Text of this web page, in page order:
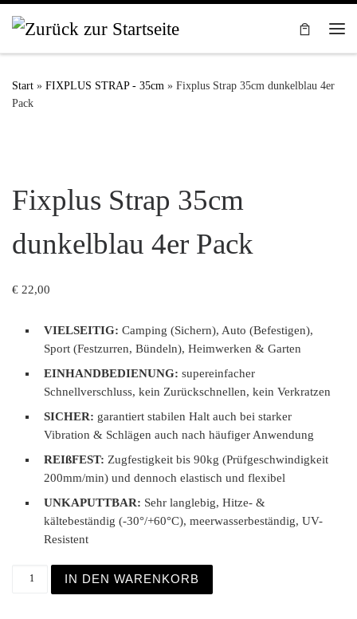
Zum Inhalt springen
Start » FIXPLUS STRAP - 35cm » Fixplus Strap 35cm dunkelblau 4er
Pack
Fixplus Strap 35cm
dunkelblau 4er Pack
€ 22,00
VIELSEITIG: Camping (Sichern), Auto (Befestigen),
Sport (Festzurren, Bündeln), Heimwerken & Garten
EINHANDBEDIENUNG: supereinfacher
Schnellverschluss, kein Zurückschnellen, kein Verkratzen
SICHER: garantiert stabilen Halt auch bei starker
Vibration & Schlägen auch nach häufiger Anwendung
REIßFEST: Zugfestigkeit bis 90kg (Prüfgeschwindigkeit
200mm/min) und dennoch elastisch und flexibel
UNKAPUTTBAR: Sehr langlebig, Hitze- &
kältebeständig (-30°/+60°C), meerwasserbeständig, UV-
Resistent
IN DEN WARENKORB